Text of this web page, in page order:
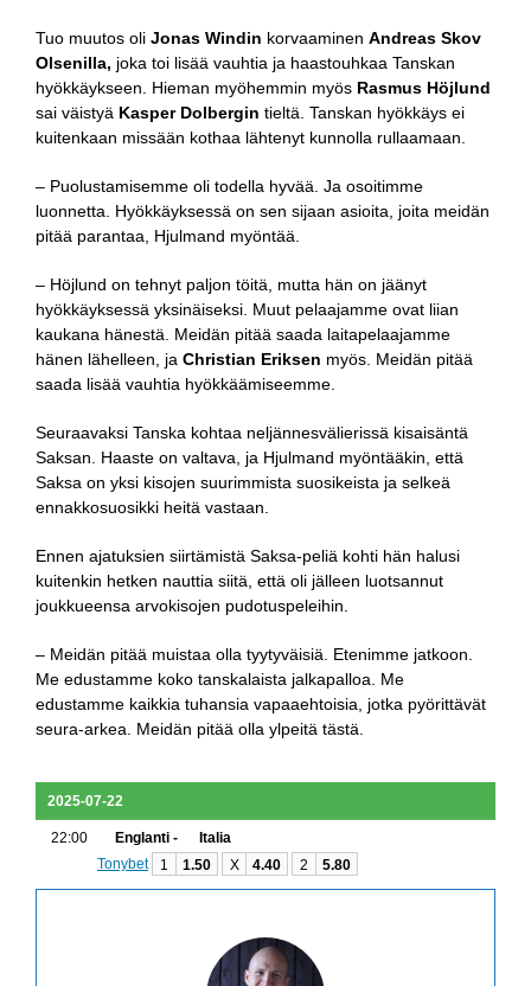
Tuo muutos oli Jonas Windin korvaaminen Andreas Skov
Olsenilla, joka toi lisää vauhtia ja haastouhkaa Tanskan
hyökkäykseen. Hieman myöhemmin myös Rasmus Höjlund
sai väistyä Kasper Dolbergin tieltä. Tanskan hyökkäys ei
kuitenkaan missään kothaa lähtenyt kunnolla rullaamaan.
– Puolustamisemme oli todella hyvää. Ja osoitimme
luonnetta. Hyökkäyksessä on sen sijaan asioita, joita meidän
pitää parantaa, Hjulmand myöntää.
– Höjlund on tehnyt paljon töitä, mutta hän on jäänyt
hyökkäyksessä yksinäiseksi. Muut pelaajamme ovat liian
kaukana hänestä. Meidän pitää saada laitapelaajamme
hänen lähelleen, ja Christian Eriksen myös. Meidän pitää
saada lisää vauhtia hyökkäämiseemme.
Seuraavaksi Tanska kohtaa neljännesvälierissä kisaisäntä
Saksan. Haaste on valtava, ja Hjulmand myöntääkin, että
Saksa on yksi kisojen suurimmista suosikeista ja selkeä
ennakkosuosikki heitä vastaan.
Ennen ajatuksien siirtämistä Saksa-peliä kohti hän halusi
kuitenkin hetken nauttia siitä, että oli jälleen luotsannut
joukkueensa arvokisojen pudotuspeleihin.
– Meidän pitää muistaa olla tyytyväisiä. Etenimme jatkoon.
Me edustamme koko tanskalaista jalkapalloa. Me
edustamme kaikkia tuhansia vapaaehtoisia, jotka pyörittävät
seura-arkea. Meidän pitää olla ylpeitä tästä.
2025-07-22
22:00 Englanti -
Italia
Tonybet
1 1.50 X 4.40 2 5.80